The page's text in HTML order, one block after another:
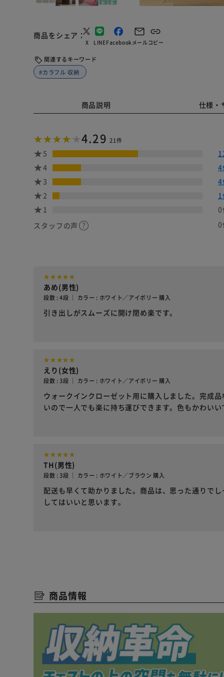
商品をシェア
X LINEFacebookメールコピー
関連するキーワード
#カラフル 収納
商品説明 仕様・
4.29 21件
5
4
4
3
4
2
1
スタッフの声
あめ(男性)
段数 : 4段 ｜ カラー : ホワイト／アイボリー 購入
引き出しがスムーズに開け閉め楽です。
えり(女性)
段数 : 3段 ｜ カラー : ホワイト／アイボリー 購入
ウォークインクローゼット用に購入しました。完成
いので一人でも楽に持ち運びできます。色もかわいい
TH(男性)
段数 : 3段 ｜ カラー : ホワイト／ブラウン 購入
配送も早くて助かりました。商品は、思った通りで
してはいいと思います。
商品情報